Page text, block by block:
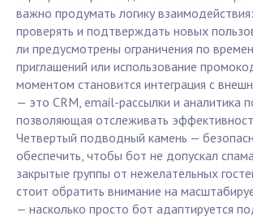
важно продумать логику
проверять и подтверждать новых
ли предусмотрены ограничения по
приглашений или использование
моментом становится интеграция с
— это CRM, email-рассылки и аналитика
позволяющая отслеживать
Четвертый подводный камень —
обеспечить, чтобы бот не допускал
закрытые группы от нежелательных
стоит обратить внимание на
— насколько просто бот адаптируется